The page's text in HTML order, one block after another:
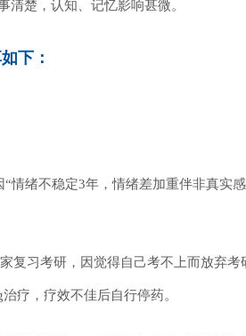
清楚，认知、记忆影响甚微。
下：
“情绪不稳定3年，情绪差加重伴非真实感
复习考研，因觉得自己考不上而放弃
疗，疗效不佳后自行停药。